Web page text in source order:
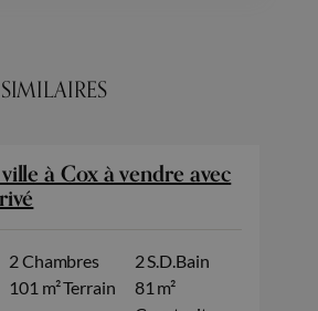
à Cox à vendre avec
2 Chambres
2 S.D.Bain
101 m² Terrain
81 m²